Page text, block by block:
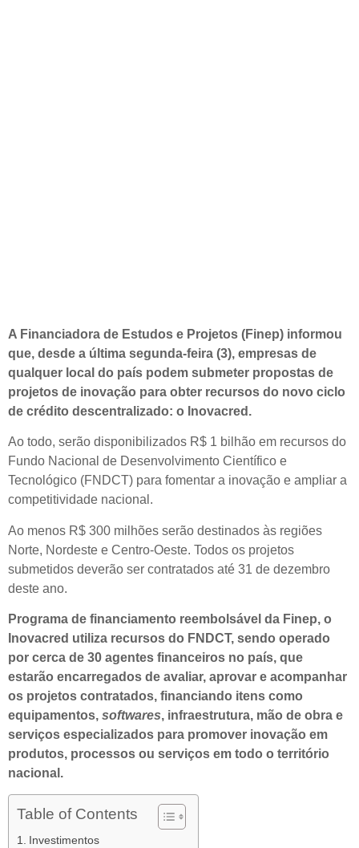
A Financiadora de Estudos e Projetos (Finep) informou
que, desde a última segunda-feira (3), empresas de
qualquer local do país podem submeter propostas de
projetos de inovação para obter recursos do novo ciclo
de crédito descentralizado: o Inovacred.
Ao todo, serão disponibilizados R$ 1 bilhão em recursos do
Fundo Nacional de Desenvolvimento Científico e
Tecnológico (FNDCT) para fomentar a inovação e ampliar a
competitividade nacional.
Ao menos R$ 300 milhões serão destinados às regiões
Norte, Nordeste e Centro-Oeste. Todos os projetos
submetidos deverão ser contratados até 31 de dezembro
deste ano.
Programa de financiamento reembolsável da Finep, o
Inovacred utiliza recursos do FNDCT, sendo operado
por cerca de 30 agentes financeiros no país, que
estarão encarregados de avaliar, aprovar e acompanhar
os projetos contratados, financiando itens como
equipamentos, softwares, infraestrutura, mão de obra e
serviços especializados para promover inovação em
produtos, processos ou serviços em todo o território
nacional.
Table of Contents
Investimentos